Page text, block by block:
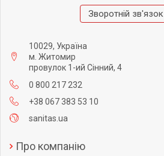
Зворотній зв'язок
10029, Україна
м. Житомир
провулок 1-ий Сінний, 4
0 800 217 232
+38 067 383 53 10
sanitas.ua
Про компанію